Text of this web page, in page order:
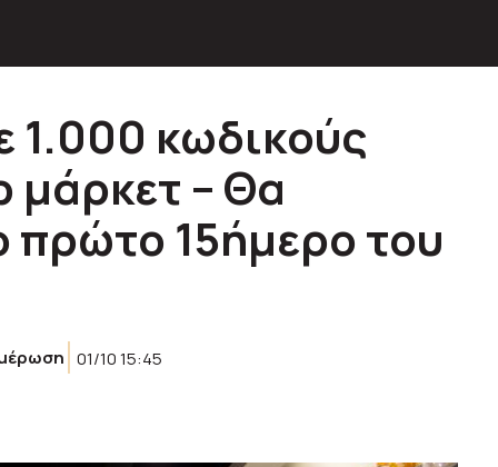
1.000 κωδικούς
μάρκετ – Θα
πρώτο 15ήμερο του
01/10 15:45